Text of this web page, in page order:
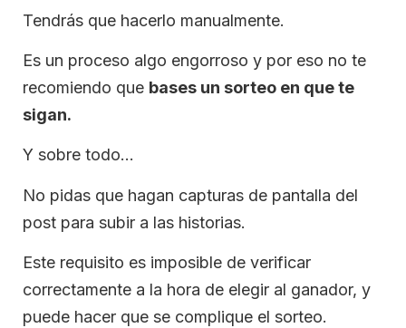
Tendrás que hacerlo manualmente.
Es un proceso algo engorroso y por eso no te
recomiendo que bases un sorteo en que te
sigan.
Y sobre todo…
No pidas que hagan capturas de pantalla del
post para subir a las historias.
Este requisito es imposible de verificar
correctamente a la hora de elegir al ganador, y
puede hacer que se complique el sorteo.